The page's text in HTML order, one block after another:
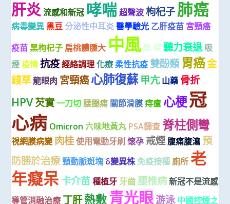
肝炎流感和新冠 哮喘 超聲波 枸杞子肺癌
病毒變異 黑豆 分泌性中耳炎 醫學驗光 乙肝疫苗 宮頸癌
疫苗 黑枸杞子 扁桃體腫大 中風 桑 椹 聽力衰退 吸
煙 疫情 抗疫經絡調理 化療 柔性抗疫 雙酚類 胃癌金
錢草龍眼肉 宮頸癌心肺復蘇 甲亢 山藥 骨折
HPV芡實一刀切 腰腿痛 關節滑膜 痔瘡 心梗冠
心病 Omicron 六味地黃丸 PSA篩查 脊柱側彎
視網膜病變 肉桂使用電動牙刷 懷孕 戒煙 腹痛腹瀉 預
防勝於治療頸動脈斑塊 δ變異株免疫接種 廁所 老
年癡呆 卡介苗 種植牙 牙齒 腰椎病 新冠不是流感
導管消融治療 丁肝熱敷青光眼游泳 中國控煙之